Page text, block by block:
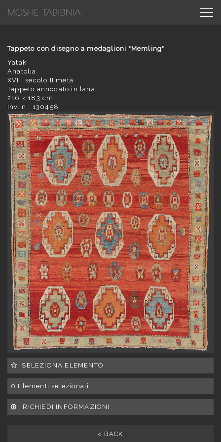
Tappeto con disegno a medaglioni "Memling"
Yatak
Anatolia
XVIII secolo II metà
Tappeto annodato in lana
216 × 183 cm
Inv. n.: 130458
SELEZIONA ELEMENTO
0 Elementi selezionati
RICHIEDI INFORMAZIONI
< BACK